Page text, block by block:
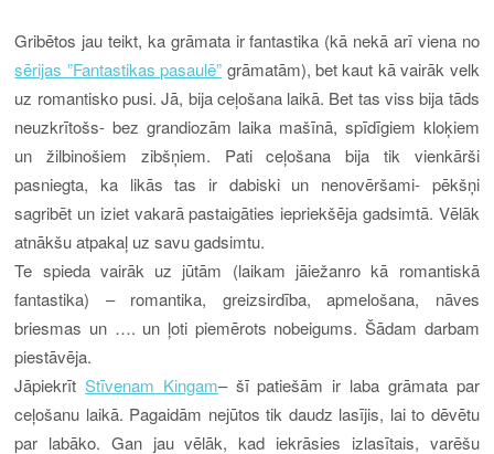
Gribētos jau teikt, ka grāmata ir fantastika (kā nekā arī viena no
sērijas ”Fantastikas pasaulē” grāmatām), bet kaut kā vairāk velk
uz romantisko pusi. Jā, bija ceļošana laikā. Bet tas viss bija tāds
neuzkrītošs- bez grandiozām laika mašīnā, spīdīgiem kloķiem
un žilbinošiem zibšņiem. Pati ceļošana bija tik vienkārši
pasniegta, ka likās tas ir dabiski un nenovēršami- pēkšņi
sagribēt un iziet vakarā pastaigāties iepriekšēja gadsimtā. Vēlāk
atnākšu atpakaļ uz savu gadsimtu.
Te spieda vairāk uz jūtām (laikam jāiežanro kā romantiskā
fantastika) – romantika, greizsirdība, apmelošana, nāves
briesmas un …. un ļoti piemērots nobeigums. Šādam darbam
piestāvēja.
JāpiekrītStīvenam Kingam– šī patiešām ir laba grāmata par
ceļošanu laikā. Pagaidām nejūtos tik daudz lasījis, lai to dēvētu
par labāko. Gan jau vēlāk, kad iekrāsies izlasītais, varēšu